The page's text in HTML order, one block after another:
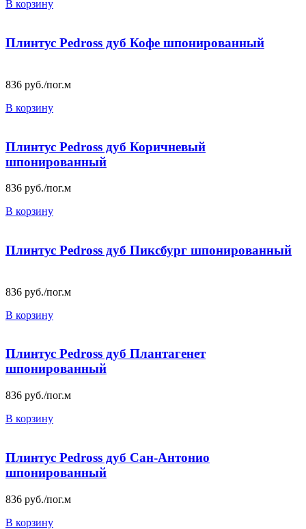
В корзину
Плинтус Pedross дуб Кофе шпонированный
836 руб./пог.м
В корзину
Плинтус Pedross дуб Коричневый
шпонированный
836 руб./пог.м
В корзину
Плинтус Pedross дуб Пиксбург шпонированный
836 руб./пог.м
В корзину
Плинтус Pedross дуб Плантагенет
шпонированный
836 руб./пог.м
В корзину
Плинтус Pedross дуб Сан-Антонио
шпонированный
836 руб./пог.м
В корзину